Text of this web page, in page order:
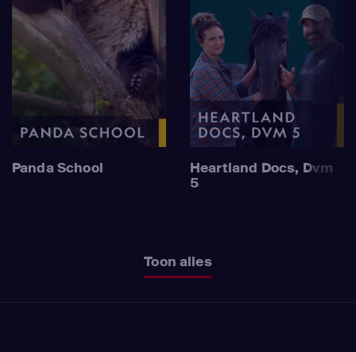
Panda School
Heartland Docs, Dvm
5
Toon alles